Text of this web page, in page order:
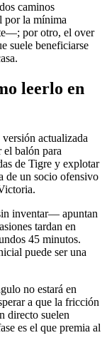
caminos
por la mínima
por otro, el over
suele beneficiarse
leerlo en
actualizada
balón para
de Tigre y explotar
de un socio ofensivo
inventar— apuntan
tardan en
45 minutos.
puede ser una
no estará en
a que la fricción
directo suelen
es el que premia al